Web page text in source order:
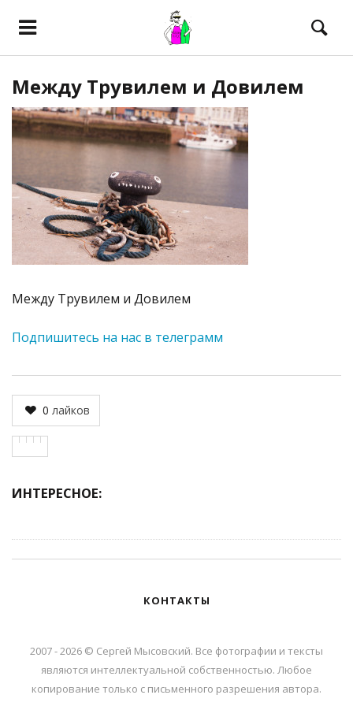
Между Трувилем и Довилем
Между Трувилем и Довилем
Подпишитесь на нас в телеграмм
0 лайков
ИНТЕРЕСНОЕ:
КОНТАКТЫ
2007 - 2026 © Сергей Мысовский. Все фотографии и тексты
являются интеллектуальной собственностью. Любое
копирование только с письменного разрешения автора.